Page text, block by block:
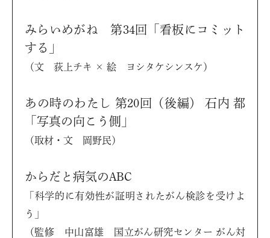
みらいめがね 第34回「看板にコミット
する」
（文 荻上チキ × 絵 ヨシタケシンスケ）
あの時のわたし 第20回（後編） 石内 都
「写真の向こう側」
（取材・文 岡野民）
からだと病気のABC
「科学的に有効性が証明されたがん検診を受けよ
う」
（監修 中山富雄 国立がん研究センター がん対